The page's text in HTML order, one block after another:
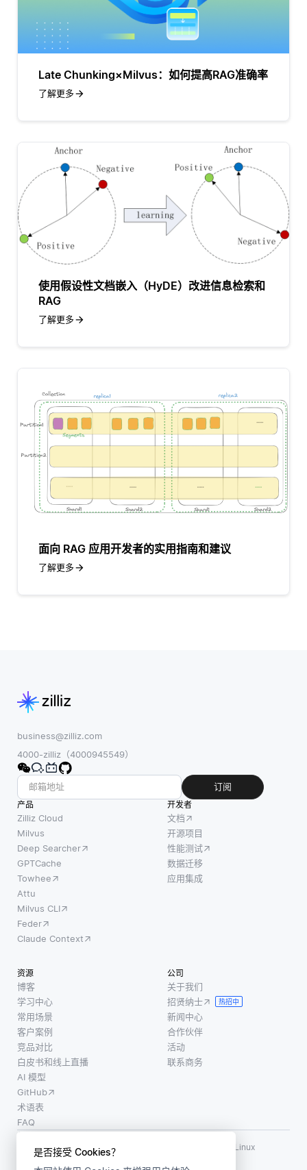
是否接受 Cookies？
Late Chunking×Milvus：如何提高RAG准确率
了解更多
使用假设性文档嵌入（HyDE）改进信息检索和
RAG
了解更多
面向 RAG 应用开发者的实用指南和建议
了解更多
business@zilliz.com
4000-zilliz（4000945549）
订阅
产品
Zilliz Cloud
Milvus
Deep Searcher
GPTCache
Towhee
Attu
Milvus CLI
Feder
Claude Context
开发者
文档
开源项目
性能测试
数据迁移
应用集成
资源
博客
学习中心
常用场景
客户案例
竞品对比
白皮书和线上直播
AI 模型
GitHub
术语表
FAQ
公司
关于我们
招贤纳士
热招中
新闻中心
合作伙伴
活动
联系商务
使用条款·个人信息保护政策·数据安全政策
LF AI、LF AI & Data、Milvus，以及相关的开源项目名称为 Linux
Foundation 所有商标